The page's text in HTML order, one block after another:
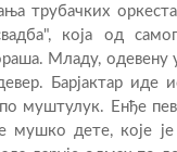
трубачких
која од
Младу,
Барјактар иде
муштулук. Енђе
мушко дете, које